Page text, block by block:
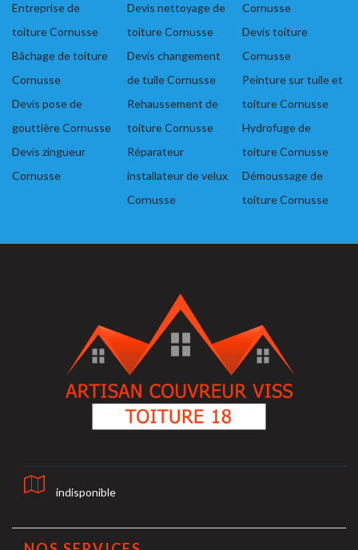
Entreprise de
toiture Cornusse
Bâchage de toiture
Cornusse
Devis pose de
gouttière Cornusse
Devis zingueur
Cornusse
Devis nettoyage de
toiture Cornusse
Devis changement
de tuile Cornusse
Rehaussement de
toiture Cornusse
Réparateur
installateur de velux
Cornusse
Cornusse
Devis toiture
Cornusse
Peinture sur tuile et
toiture Cornusse
Hydrofuge de
toiture Cornusse
Démoussage de
toiture Cornusse
indisponible